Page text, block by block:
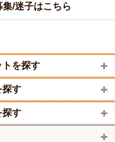
/迷子はこちら
トを探す
探す
探す